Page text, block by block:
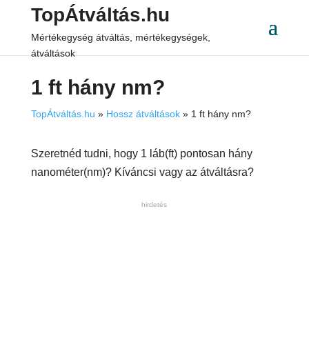
TopÁtváltás.hu
Mértékegység átváltás, mértékegységek,
átváltások
1 ft hány nm?
TopÁtváltás.hu » Hossz átváltások» 1 ft hány nm?
Szeretnéd tudni, hogy 1 láb(ft) pontosan hány
nanométer(nm)? Kíváncsi vagy az átváltásra?
hirdetés